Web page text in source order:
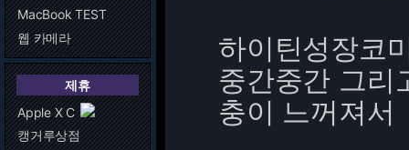
MacBook TEST
웹 카메라
제휴
Apple X C
캥거루상점
하이틴성장코
중간중간 그리
충이 느꺼져